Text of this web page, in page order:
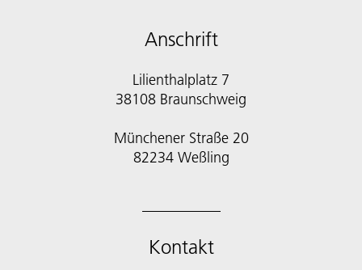
Anschrift
Lilienthalplatz 7
38108 Braunschweig
Münchener Straße 20
82234 Weßling
Kontakt